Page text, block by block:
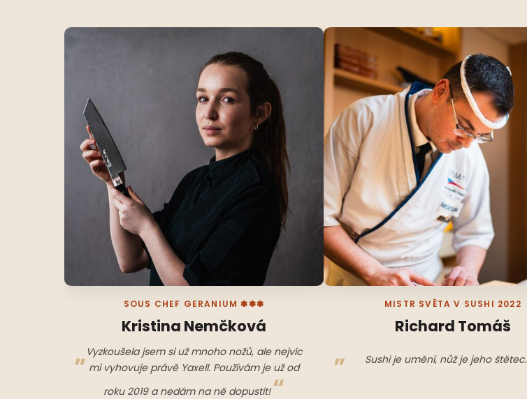
SOUS CHEF GERANIUM ✽✽✽
Kristina Nemčková
Vyzkoušela jsem si už mnoho nožů, ale nejvíc
mi vyhovuje právě Yaxell. Používám je už od
roku 2019 a nedám na ně dopustit!
MISTR SVĚTA V SUSHI 2022
Richard Tomáš
Sushi je umění, nůž je jeho štětec.